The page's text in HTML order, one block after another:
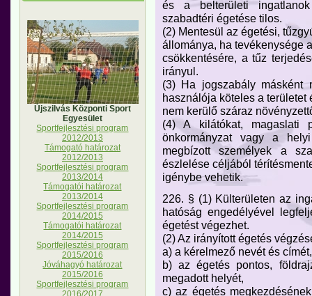
Újszilvás Központi Sport
Egyesület
Sportfejlesztési program
2012/2013
Támogató határozat
2012/2013
Sportfejlesztési program
2013/2014
Támogatói határozat
2013/2014
Sportfejlesztési program
2014/2015
Támogatói határozat
2014/2015
Sportfejlesztési program
2015/2016
Jóváhagyó határozat
2015/2016
Sportfejlesztési program
2016/2017
és a belterületi
szabadtéri égetése tilos.
(2) Mentesül az égetési,
állománya, ha tevékenysége
csökkentésére, a tűz
irányul.
(3) Ha jogszabály másként
használója köteles a
nem kerülő száraz
(4) A kilátókat, magaslati
önkormányzat vagy a
megbízott személyek a
észlelése céljából
igénybe vehetik.
226. § (1) Külterületen az
hatóság engedélyével
égetést végezhet.
(2) Az irányított égetés
a) a kérelmező nevét és címét,
b) az égetés pontos,
megadott helyét,
c) az égetés